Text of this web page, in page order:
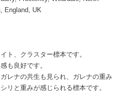
England, UK
ト、クラスター標本です。
も良好です。
レナの共生も見られ、ガレナの重み
リと重みが感じられる標本です。